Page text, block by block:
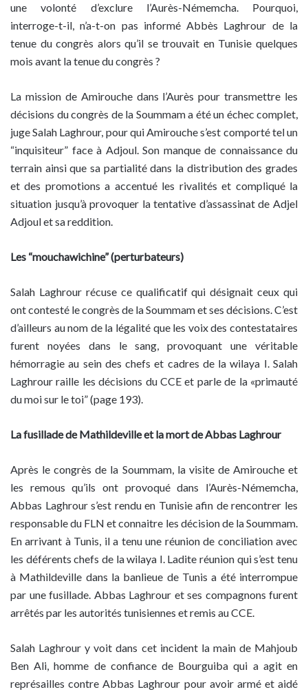
une volonté d’exclure l’Aurès-Némemcha. Pourquoi,
interroge-t-il, n’a-t-on pas informé Abbès Laghrour de la
tenue du congrès alors qu’il se trouvait en Tunisie quelques
mois avant la tenue du congrès ?
La mission de Amirouche dans l’Aurès pour transmettre les
décisions du congrès de la Soummam a été un échec complet,
juge Salah Laghrour, pour qui Amirouche s’est comporté tel un
“inquisiteur” face à Adjoul. Son manque de connaissance du
terrain ainsi que sa partialité dans la distribution des grades
et des promotions a accentué les rivalités et compliqué la
situation jusqu’à provoquer la tentative d’assassinat de Adjel
Adjoul et sa reddition.
Les “mouchawichine” (perturbateurs)
Salah Laghrour récuse ce qualificatif qui désignait ceux qui
ont contesté le congrès de la Soummam et ses décisions. C’est
d’ailleurs au nom de la légalité que les voix des contestataires
furent noyées dans le sang, provoquant une véritable
hémorragie au sein des chefs et cadres de la wilaya I. Salah
Laghrour raille les décisions du CCE et parle de la «primauté
du moi sur le toi” (page 193).
La fusillade de Mathildeville et la mort de Abbas Laghrour
Après le congrès de la Soummam, la visite de Amirouche et
les remous qu’ils ont provoqué dans l’Aurès-Némemcha,
Abbas Laghrour s’est rendu en Tunisie afin de rencontrer les
responsable du FLN et connaitre les décision de la Soummam.
En arrivant à Tunis, il a tenu une réunion de conciliation avec
les déférents chefs de la wilaya I. Ladite réunion qui s’est tenu
à Mathildeville dans la banlieue de Tunis a été interrompue
par une fusillade. Abbas Laghrour et ses compagnons furent
arrêtés par les autorités tunisiennes et remis au CCE.
Salah Laghrour y voit dans cet incident la main de Mahjoub
Ben Ali, homme de confiance de Bourguiba qui a agit en
représailles contre Abbas Laghrour pour avoir armé et aidé